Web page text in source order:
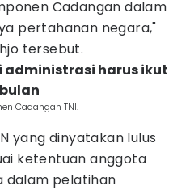
Cadangan dalam
pertahanan negara,"
tersebut.
administrasi harus ikut
Cadangan TNI.
yang dinyatakan lulus
ketentuan anggota
dalam pelatihan